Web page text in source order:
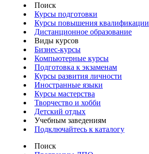
Поиск
Курсы подготовки
Курсы повышения квалификации
Дистанционное образование
Виды курсов
Бизнес-курсы
Компьютерные курсы
Подготовка к экзаменам
Курсы развития личности
Иностранные языки
Курсы мастерства
Творчество и хобби
Детский отдых
Учебным заведениям
Подключайтесь к каталогу
Поиск